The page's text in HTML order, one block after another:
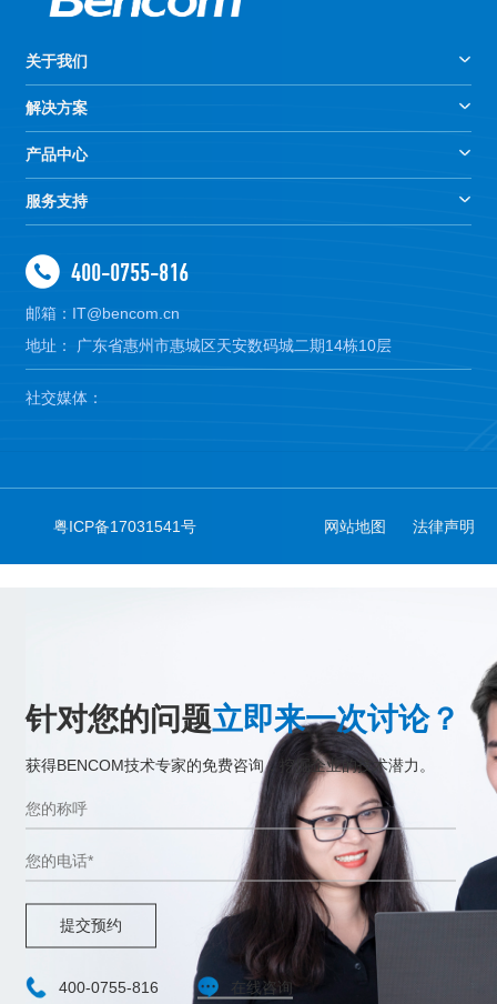
关于我们
解决方案
产品中心
服务支持
400-0755-816
邮箱：IT@bencom.cn
地址： 广东省惠州市惠城区天安数码城二期14栋10层
社交媒体：
粤ICP备17031541号 网站地图 法律声明
针对您的问题立即来一次讨论？
获得BENCOM技术专家的免费咨询，挖掘企业的技术潜力。
提交预约
400-0755-816 在线咨询